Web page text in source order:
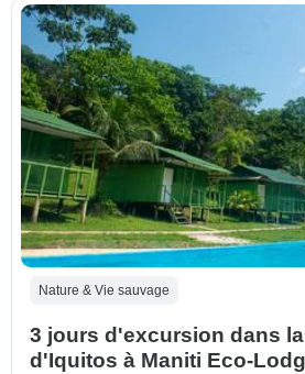
Nature & Vie sauvage
3 jours d'excursion dans
d'Iquitos à Maniti Eco-